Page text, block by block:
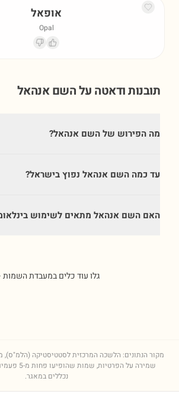
אופאל
Opal
תובנות ודאטה על השםאנהאל
מה הפירוש של השם אנהאל?
עד כמה השם אנהאל נפוץ בישראל?
האם השם אנהאל מתאים לשימוש
גלו עוד כלים במעבדת
מקור הנתונים: הלשכה המרכזית לסטטיסטיקה (הלמ"ס),
שמירה על
נכללים במאגר.